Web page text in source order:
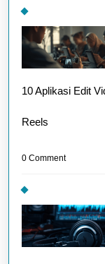
10 Aplikasi Edit
Reels
0 Comment